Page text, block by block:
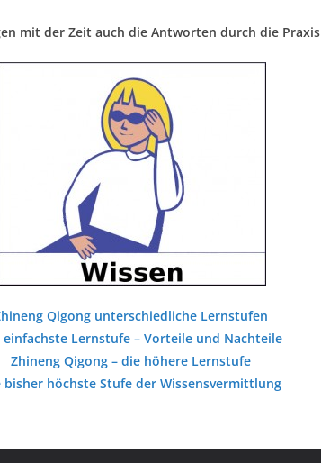
mit der Zeit auch die Antworten durch die Praxis
Qigong unterschiedliche Lernstufen
einfachste Lernstufe – Vorteile und Nachteile
Zhineng Qigong – die höhere Lernstufe
bisher höchste Stufe der Wissensvermittlung